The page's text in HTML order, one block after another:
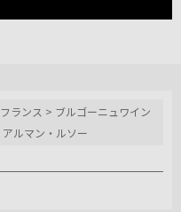
フランス > ブルゴーニュワイン
アルマン・ルソー